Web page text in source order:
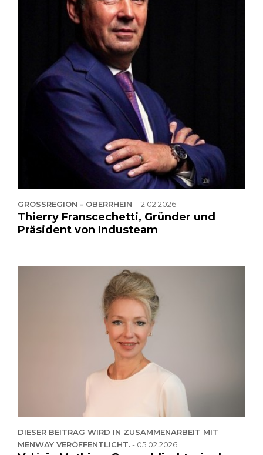
GROSSREGION - OBERRHEIN -12.02.2026
Thierry Franscechetti, Gründer und
Präsident von Industeam
DIESER BEITRAG WIRD IN ZUSAMMENARBEIT MIT
MENWAY VERÖFFENTLICHT.- 05.02.2026